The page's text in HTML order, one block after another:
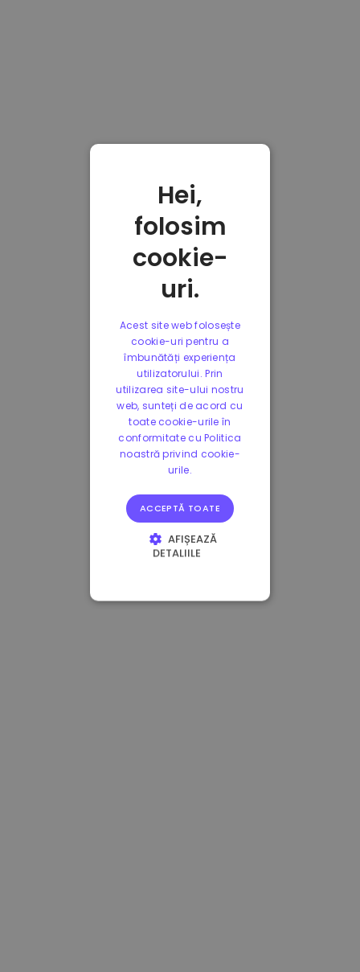
Hei,
folosim
cookie-
uri.
Acest site web folosește
cookie-uri pentru a
îmbunătăți experiența
utilizatorului. Prin
utilizarea site-ului nostru
web, sunteți de acord cu
toate cookie-urile în
conformitate cu Politica
noastră privind cookie-
urile.
ACCEPTĂ TOATE
AFIȘEAZĂ
DETALIILE